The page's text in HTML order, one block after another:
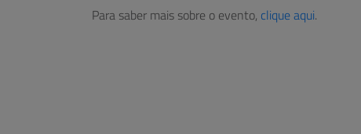
Para saber mais sobre o evento, clique aqui.